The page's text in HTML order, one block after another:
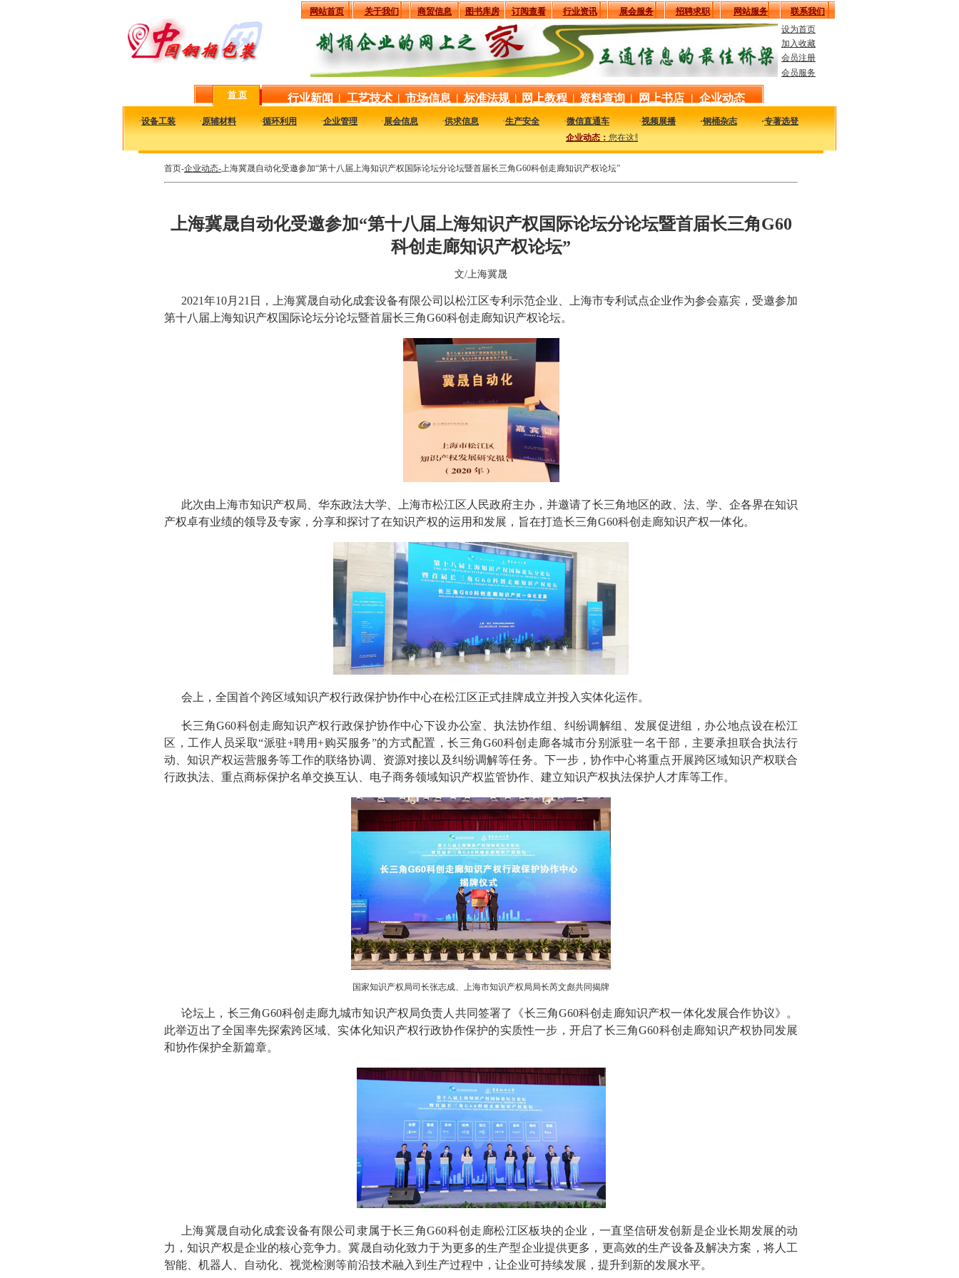
网站首页 关于我们 商贸信息 图书库房 订阅查看 行业资讯 展会服务 招聘求职 网站服务
联系我们
设为首页
加入收藏
会员注册
会员服务
首 页 行业新闻 | 工艺技术 | 市场信息 | 标准法规 | 网上教程 | 资料查询 | 网上书店 | 企业动态
·设备工装 ·原辅材料 ·循环利用 ·企业管理 ·展会信息 ·供求信息 ·生产安全 ·微信直通车 ·视频展播 ·钢桶杂志 ·专著选登
企业动态： 您在这里可以及时的了解国内外钢桶行业企业的最新动态，看看大家都在干什么，一定对您的
首页-企业动态-上海冀晟自动化受邀参加“第十八届上海知识产权国际论坛分论坛暨首届长三角G60科创走廊知识产权论坛”
上海冀晟自动化受邀参加“第十八届上海知识产权国际论坛分论坛暨首届长三角G60
科创走廊知识产权论坛”
文/上海冀晟
2021年10月21日，上海冀晟自动化成套设备有限公司以松江区专利示范企业、上海市专利试点企业作为参会嘉宾，受邀参加
第十八届上海知识产权国际论坛分论坛暨首届长三角G60科创走廊知识产权论坛。
此次由上海市知识产权局、华东政法大学、上海市松江区人民政府主办，并邀请了长三角地区的政、法、学、企各界在知识
产权卓有业绩的领导及专家，分享和探讨了在知识产权的运用和发展，旨在打造长三角G60科创走廊知识产权一体化。
会上，全国首个跨区域知识产权行政保护协作中心在松江区正式挂牌成立并投入实体化运作。
长三角G60科创走廊知识产权行政保护协作中心下设办公室、执法协作组、纠纷调解组、发展促进组，办公地点设在松江
区，工作人员采取“派驻+聘用+购买服务”的方式配置，长三角G60科创走廊各城市分别派驻一名干部，主要承担联合执法行
动、知识产权运营服务等工作的联络协调、资源对接以及纠纷调解等任务。下一步，协作中心将重点开展跨区域知识产权联合
行政执法、重点商标保护名单交换互认、电子商务领域知识产权监管协作、建立知识产权执法保护人才库等工作。
国家知识产权局司长张志成、上海市知识产权局局长芮文彪共同揭牌
论坛上，长三角G60科创走廊九城市知识产权局负责人共同签署了《长三角G60科创走廊知识产权一体化发展合作协议》。
此举迈出了全国率先探索跨区域、实体化知识产权行政协作保护的实质性一步，开启了长三角G60科创走廊知识产权协同发展
和协作保护全新篇章。
上海冀晟自动化成套设备有限公司隶属于长三角G60科创走廊松江区板块的企业，一直坚信研发创新是企业长期发展的动
力，知识产权是企业的核心竞争力。冀晟自动化致力于为更多的生产型企业提供更多，更高效的生产设备及解决方案，将人工
智能、机器人、自动化、视觉检测等前沿技术融入到生产过程中，让企业可持续发展，提升到新的发展水平。